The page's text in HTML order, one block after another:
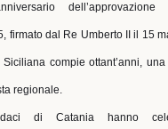
firmato dal Re Umberto II il 15
compie ottant’anni,
regionale.
di Catania hanno